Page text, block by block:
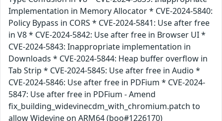
Implementation in Memory Allocator * CVE-2024-5840:
Policy Bypass in CORS * CVE-2024-5841: Use after free
in V8 * CVE-2024-5842: Use after free in Browser UI *
CVE-2024-5843: Inappropriate implementation in
Downloads * CVE-2024-5844: Heap buffer overflow in
Tab Strip * CVE-2024-5845: Use after free in Audio *
CVE-2024-5846: Use after free in PDFium * CVE-2024-
5847: Use after free in PDFium - Amend
fix_building_widevinecdm_with_chromium.patch to
allow Widevine on ARM64 (boo#1226170)